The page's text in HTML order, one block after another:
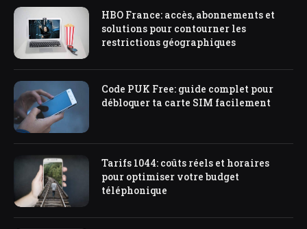
HBO France: accès, abonnements et
solutions pour contourner les
restrictions géographiques
Code PUK Free: guide complet pour
débloquer ta carte SIM facilement
Tarifs 1044: coûts réels et horaires
pour optimiser votre budget
téléphonique